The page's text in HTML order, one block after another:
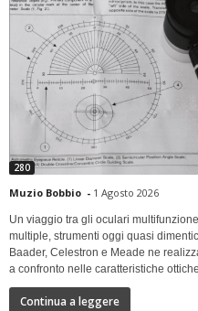
280
Muzio Bobbio - 1 Agosto 2026
Un viaggio tra gli oculari
multiple, strumenti oggi quasi
Baader, Celestron e Meade ne
a confronto nelle caratteristiche
Continua a leggere